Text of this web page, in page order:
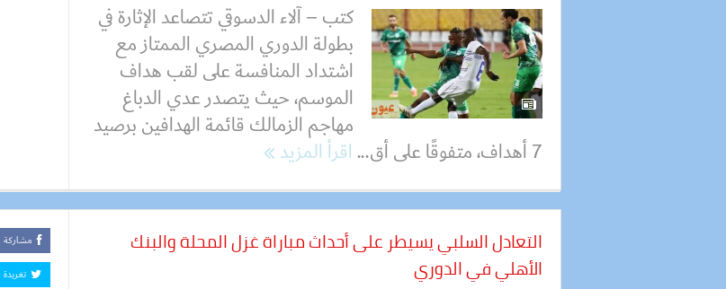
كتب – آلاء الدسوقي تتصاعد الإثارة في
بطولة الدوري المصري الممتاز مع
اشتداد المنافسة على لقب هداف
الموسم، حيث يتصدر عدي الدباغ
مهاجم الزمالك قائمة الهدافين برصيد
7 أهداف، متفوقًا على أق...
اقرأ المزيد
التعادل السلبي يسيطر على أحداث مباراة غزل المحلة والبنك
الأهلي في الدوري
مشاركة
تغريدة